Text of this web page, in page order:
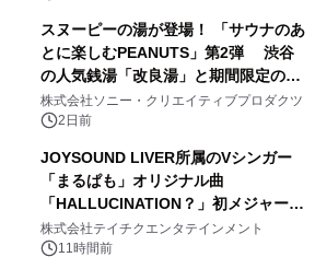
スヌーピーの湯が登場！ 「サウナのあ
とに楽しむPEANUTS」第2弾 渋谷
の人気銭湯「改良湯」と期間限定のコ
ラボレーション サウナイキタイコラ
ボグッズも発売決定！
株式会社ソニー・クリエイティブプロダクツ
2日前
JOYSOUND LIVER所属のVシンガー
「まるぱも」オリジナル曲
「HALLUCINATION？」初メジャー配
信リリース決定！
株式会社テイチクエンタテインメント
11時間前